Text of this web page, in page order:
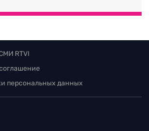
RTVI
персональных данных